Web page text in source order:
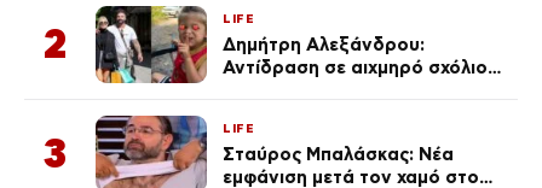
2
LIFE
Δημήτρη Αλεξάνδρου:
Αντίδραση σε αιχμηρό σχόλιο
3
LIFE
Σταύρος Μπαλάσκας: Νέα
εμφάνιση μετά τον χαμό στο